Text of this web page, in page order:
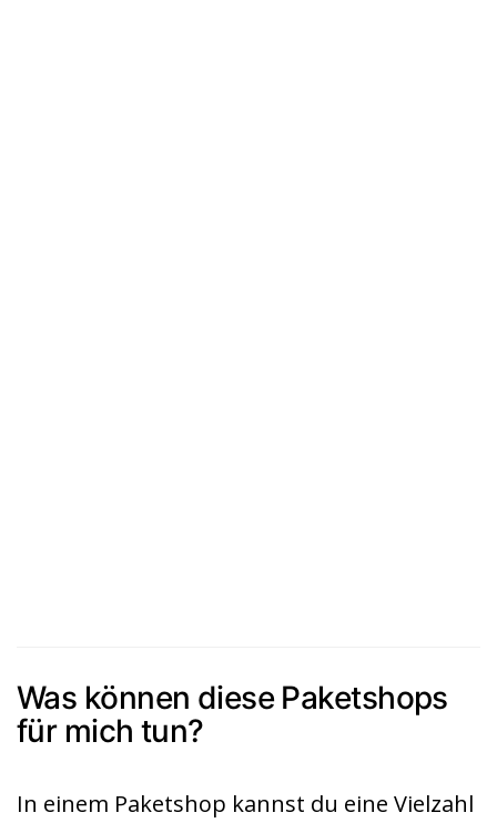
Was können diese Paketshops
für mich tun?
In einem Paketshop kannst du eine Vielzahl